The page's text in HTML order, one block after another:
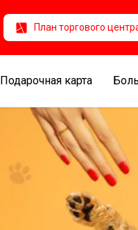
План торгового
Подарочная карта